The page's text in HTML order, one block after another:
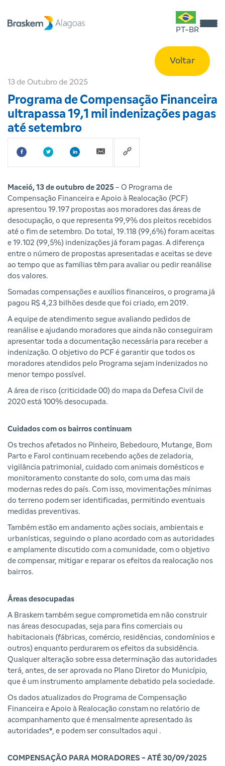
PT-BR
Voltar
13 de Outubro de 2025
Programa de Compensação Financeira
ultrapassa 19,1 mil indenizações pagas
até setembro
Maceió, 13 de outubro de 2025 - O Programa de
Compensação Financeira e Apoio à Realocação (PCF)
apresentou 19.197 propostas aos moradores das áreas de
desocupação, o que representa 99,9% dos pleitos recebidos
até o fim de setembro. Do total, 19.118 (99,6%) foram aceitas
e 19.102 (99,5%) indenizações já foram pagas. A diferença
entre o número de propostas apresentadas e aceitas se deve
ao tempo que as famílias têm para avaliar ou pedir reanálise
dos valores.
Somadas compensações e auxílios financeiros, o programa já
pagou R$ 4,23 bilhões desde que foi criado, em 2019.
A equipe de atendimento segue avaliando pedidos de
reanálise e ajudando moradores que ainda não conseguiram
apresentar toda a documentação necessária para receber a
indenização. O objetivo do PCF é garantir que todos os
moradores atendidos pelo Programa sejam indenizados no
menor tempo possível.
A área de risco (criticidade 00) do mapa da Defesa Civil de
2020 está 100% desocupada.
Cuidados com os bairros continuam
Os trechos afetados no Pinheiro, Bebedouro, Mutange, Bom
Parto e Farol continuam recebendo ações de zeladoria,
vigilância patrimonial, cuidado com animais domésticos e
monitoramento constante do solo, com uma das mais
modernas redes do país. Com isso, movimentações mínimas
do terreno podem ser identificadas, permitindo eventuais
medidas preventivas.
Também estão em andamento ações sociais, ambientais e
urbanísticas, seguindo o plano acordado com as autoridades
e amplamente discutido com a comunidade, com o objetivo
de compensar, mitigar e reparar os efeitos da realocação nos
bairros.
Áreas desocupadas
A Braskem também segue comprometida em não construir
nas áreas desocupadas, seja para fins comerciais ou
habitacionais (fábricas, comércio, residências, condomínios e
outros) enquanto perdurarem os efeitos da subsidência.
Qualquer alteração sobre essa determinação das autoridades
terá, antes, de ser aprovada no Plano Diretor do Município,
que é um instrumento amplamente debatido pela sociedade.
Os dados atualizados do Programa de Compensação
Financeira e Apoio à Realocação constam no relatório de
acompanhamento que é mensalmente apresentado às
autoridades*, e podem ser consultados aqui .
COMPENSAÇÃO PARA MORADORES - ATÉ 30/09/2025